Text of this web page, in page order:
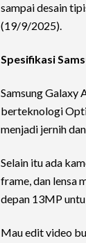
sampai desain
(19/9/2025).
Spesifikasi
Samsung Galaxy
berteknologi
menjadi jernih
Selain itu ada
frame, dan lensa
depan 13MP
Mau edit video